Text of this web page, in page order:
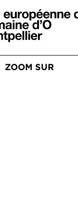
ZOOM SUR